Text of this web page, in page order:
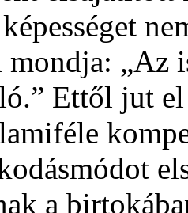
„Az
Ettől jut
a